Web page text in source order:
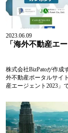
2023.06.09
「海外不動産エ
株式会社BizPatoが作成
外不動産ポータルサイ
産エージェント2023」
諸国に加え、アメリ...